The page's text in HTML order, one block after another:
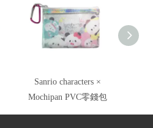
Sanrio characters ×
Mochipan PVC零錢包